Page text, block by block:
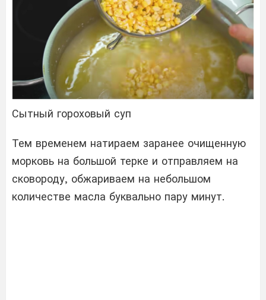
Сытный гороховый суп
Тем временем натираем заранее очищенную
морковь на большой терке и отправляем на
сковороду, обжариваем на небольшом
количестве масла буквально пару минут.